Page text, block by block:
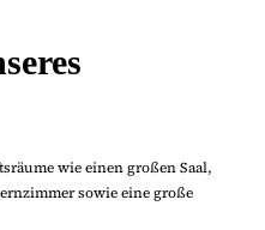
wie einen großen Saal,
sowie eine große